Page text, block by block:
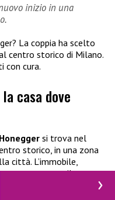
inizio in una
La coppia ha scelto
centro storico di Milano.
con cura.
casa dove
si trova nel
storico, in una zona
città. L’immobile,
pensato come il nuovo
il
primo figlio
sarebbe ormai